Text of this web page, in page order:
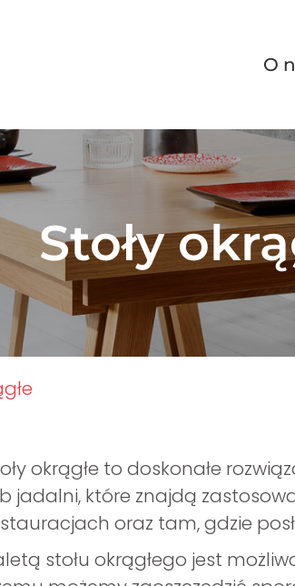
O
okrągłe to doskonałe
jadalni, które znajdą
oraz tam, gdzie
stołu okrągłego jest
Stoły